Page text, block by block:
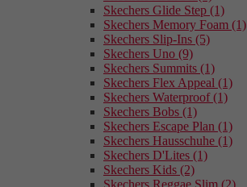
Skechers Glide Step (1)
Skechers Memory Foam (1)
Skechers Slip-Ins (5)
Skechers Uno (9)
Skechers Summits (1)
Skechers Flex Appeal (1)
Skechers Waterproof (1)
Skechers Bobs (1)
Skechers Escape Plan (1)
Skechers Hausschuhe (1)
Skechers D'Lites (1)
Skechers Kids (2)
Skechers Reggae Slim (2)